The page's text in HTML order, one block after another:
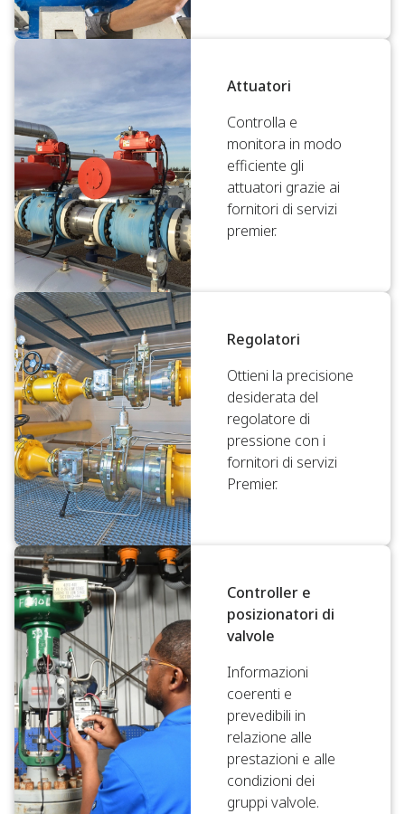
Attuatori
Controlla e
monitora in modo
efficiente gli
attuatori grazie ai
fornitori di servizi
premier.
Regolatori
Ottieni la precisione
desiderata del
regolatore di
pressione con i
fornitori di servizi
Premier.
Controller e
posizionatori di
valvole
Informazioni
coerenti e
prevedibili in
relazione alle
prestazioni e alle
condizioni dei
gruppi valvole.